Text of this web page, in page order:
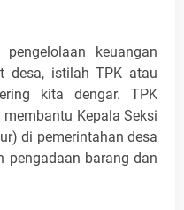
pengelolaan keuangan
desa, istilah TPK atau
kita dengar. TPK
Kepala Seksi
di pemerintahan desa
pengadaan barang dan